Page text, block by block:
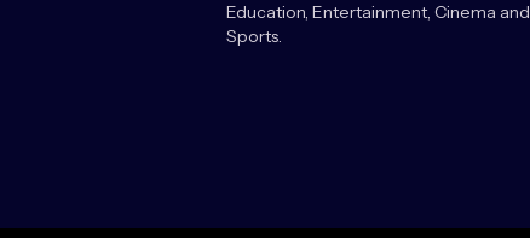
Education, Entertainment, Cinema and
Sports.